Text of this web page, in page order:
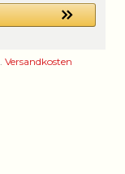
Versandkosten